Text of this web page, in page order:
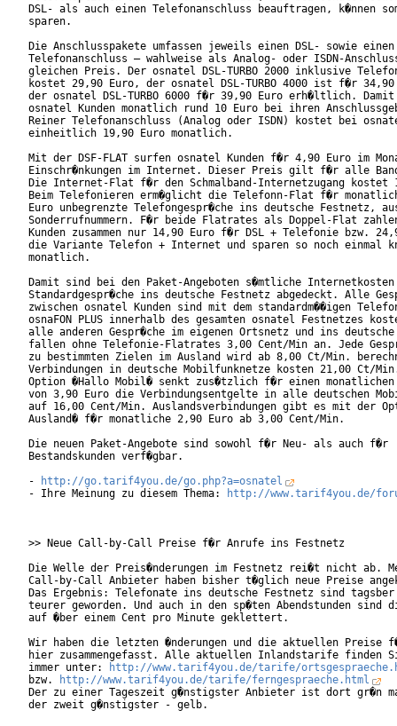
DSL- als auch einen Telefonanschluss beauftragen, k�nnen
sparen.
Die Anschlusspakete umfassen jeweils einen DSL- sowie einen
Telefonanschluss – wahlweise als Analog- oder ISDN-
gleichen Preis. Der osnatel DSL-TURBO 2000 inklusive
kostet 29,90 Euro, der osnatel DSL-TURBO 4000 ist f�r 34,90
der osnatel DSL-TURBO 6000 f�r 39,90 Euro erh�ltlich. Damit
osnatel Kunden monatlich rund 10 Euro bei ihren
Reiner Telefonanschluss (Analog oder ISDN) kostet bei
einheitlich 19,90 Euro monatlich.
Mit der DSF-FLAT surfen osnatel Kunden f�r 4,90 Euro im
Einschr�nkungen im Internet. Dieser Preis gilt f�r alle
Die Internet-Flat f�r den Schmalband-Internetzugang kostet
Beim Telefonieren erm�glicht die Telefonn-Flat f�r
Euro unbegrenzte Telefongespr�che ins deutsche Festnetz,
Sonderrufnummern. F�r beide Flatrates als Doppel-Flat
Kunden zusammen nur 14,90 Euro f�r DSL + Telefonie bzw.
die Variante Telefon + Internet und sparen so noch einmal
monatlich.
Damit sind bei den Paket-Angeboten s�mtliche
Standardgespr�che ins deutsche Festnetz abgedeckt. Alle
zwischen osnatel Kunden sind mit dem standardm��igen
osnaFON PLUS innerhalb des gesamten osnatel Festnetzes
alle anderen Gespr�che im eigenen Ortsnetz und ins
fallen ohne Telefonie-Flatrates 3,00 Cent/Min an. Jede
zu bestimmten Zielen im Ausland wird ab 8,00 Ct/Min.
Verbindungen in deutsche Mobilfunknetze kosten 21,00 Ct/
Option �Hallo Mobil� senkt zus�tzlich f�r einen
von 3,90 Euro die Verbindungsentgelte in alle deutschen
auf 16,00 Cent/Min. Auslandsverbindungen gibt es mit der
Ausland� f�r monatliche 2,90 Euro ab 3,00 Cent/Min.
Die neuen Paket-Angebote sind sowohl f�r Neu- als auch f�r
Bestandskunden verf�gbar.
-
http://go.tarif4you.de/go.php?a=osnatel
- Ihre Meinung zu diesem Thema:
http://www.tarif4you.de/
>> Neue Call-by-Call Preise f�r Anrufe ins Festnetz
Die Welle der Preis�nderungen im Festnetz rei�t nicht ab.
Call-by-Call Anbieter haben bisher t�glich neue Preise
Das Ergebnis: Telefonate ins deutsche Festnetz sind tagsber
teurer geworden. Und auch in den sp�ten Abendstunden sind
auf �ber einem Cent pro Minute geklettert.
Wir haben die letzten �nderungen und die aktuellen Preise
hier zusammengefasst. Alle aktuellen Inlandstarife finden
immer unter:
http://www.tarif4you.de/tarife/
bzw.
http://www.tarif4you.de/tarife/ferngespraeche.html
Der zu einer Tageszeit g�nstigster Anbieter ist dort gr�n
der zweit g�nstigster - gelb.